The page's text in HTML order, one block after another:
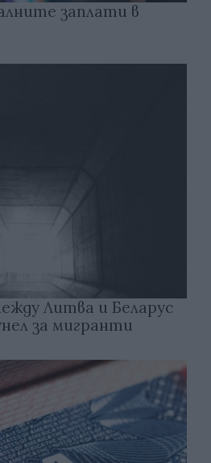
заплати в
Литва и Беларус
за мигранти